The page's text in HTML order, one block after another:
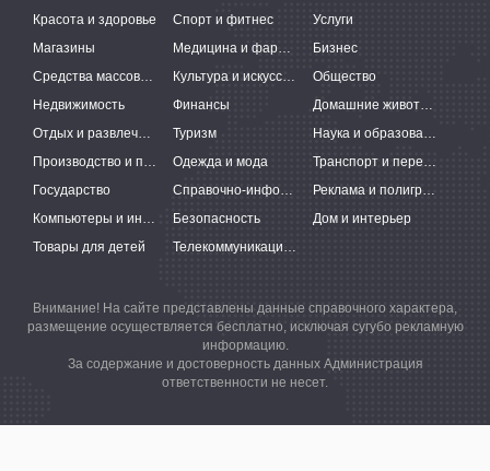
Красота и здоровье
Спорт и фитнес
Услуги
Магазины
Медицина и фармацевтика
Бизнес
Средства массовой информации
Культура и искусство
Общество
Недвижимость
Финансы
Домашние животные
Отдых и развлечения
Туризм
Наука и образование
Производство и поставки
Одежда и мода
Транспорт и перевозки
Государство
Справочно-информационные системы
Реклама и полиграфия
Компьютеры и интернет
Безопасность
Дом и интерьер
Товары для детей
Телекоммуникации и связь
Внимание! На сайте представлены данные справочного характера,
размещение осуществляется бесплатно, исключая сугубо рекламную
информацию.
За содержание и достоверность данных Администрация
ответственности не несет.